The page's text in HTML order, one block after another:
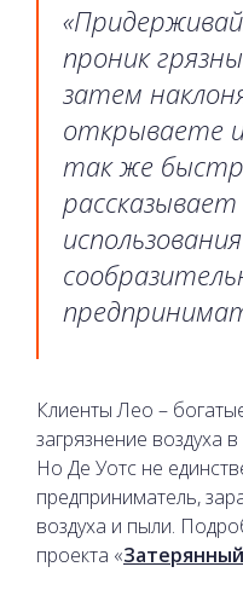
проник
затем
открываете
так же
Клиенты Лео –
загрязнение воздуха
Но Де Уотс не
предприниматель,
воздуха и пыли.
проекта «